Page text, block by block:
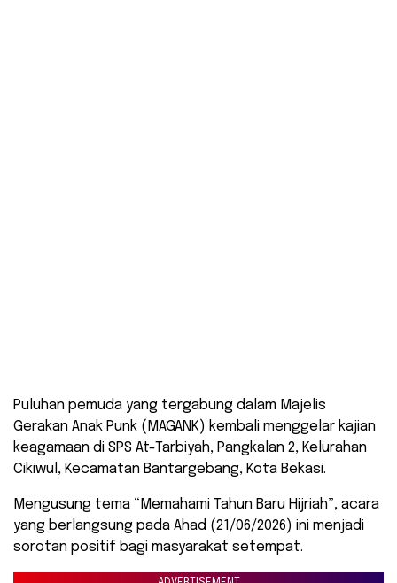
Puluhan pemuda yang tergabung dalam Majelis
Gerakan Anak Punk (MAGANK) kembali menggelar kajian
keagamaan di SPS At-Tarbiyah, Pangkalan 2, Kelurahan
Cikiwul, Kecamatan Bantargebang, Kota Bekasi.
Mengusung tema “Memahami Tahun Baru Hijriah”, acara
yang berlangsung pada Ahad (21/06/2026) ini menjadi
sorotan positif bagi masyarakat setempat.